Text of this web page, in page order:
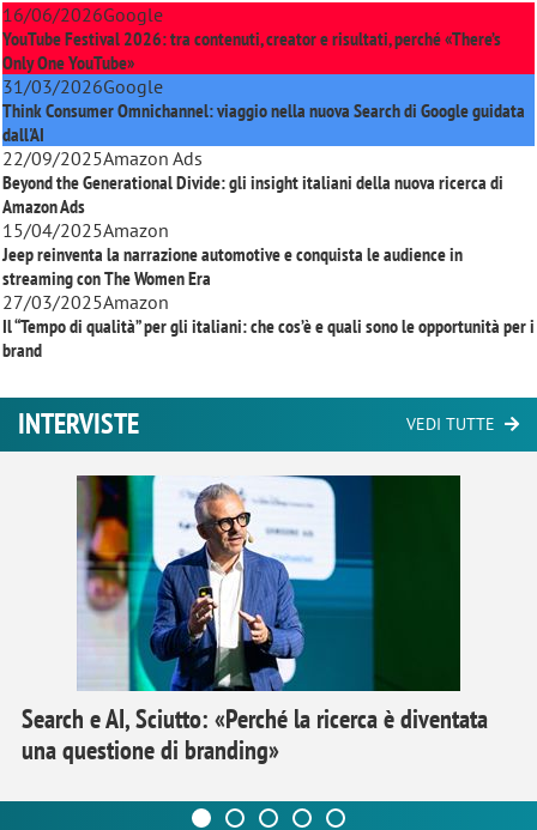
16/06/2026Google
YouTube Festival 2026: tra contenuti, creator e risultati, perché «There’s
Only One YouTube»
31/03/2026Google
Think Consumer Omnichannel: viaggio nella nuova Search di Google guidata
dall'AI
22/09/2025Amazon Ads
Beyond the Generational Divide: gli insight italiani della nuova ricerca di
Amazon Ads
15/04/2025Amazon
Jeep reinventa la narrazione automotive e conquista le audience in
streaming conThe Women Era
27/03/2025Amazon
Il “Tempo di qualità” per gli italiani: che cos’è e quali sono le opportunità per i
brand
INTERVISTE VEDI TUTTE
Search e AI, Sciutto: «Perché la ricerca è diventata
una questione di branding»